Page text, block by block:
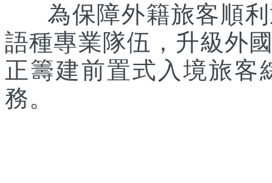
為保障外籍旅客順利
語種專業隊伍，升級外
正籌建前置式入境旅客
務。